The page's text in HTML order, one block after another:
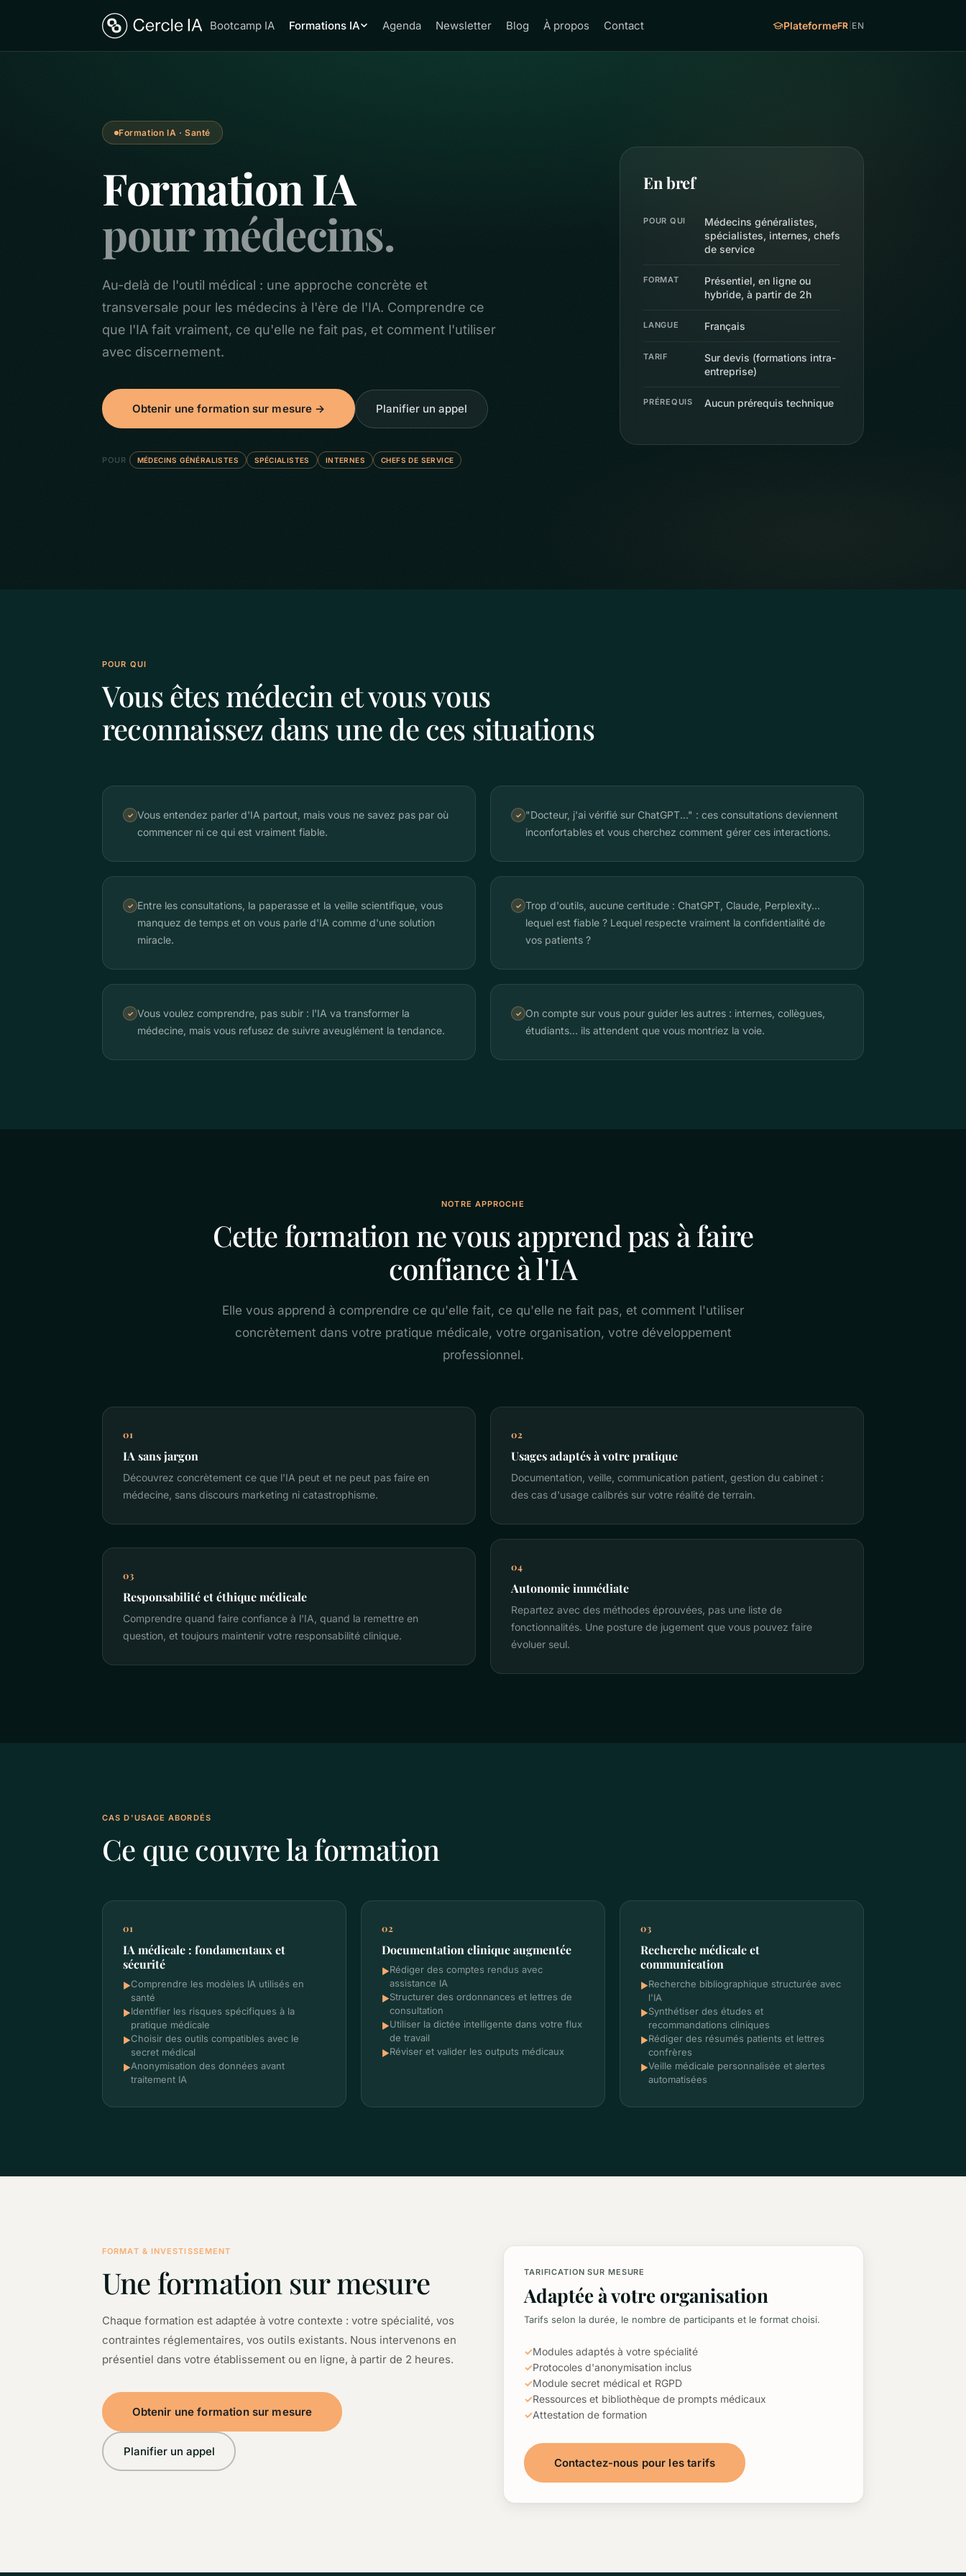
Bootcamp IA Formations IA Agenda Newsletter Blog À propos Contact PlateformeFR EN
Formation IA · Santé
Formation IA
pour médecins.
Au-delà de l'outil médical : une approche concrète et
transversale pour les médecins à l'ère de l'IA. Comprendre ce
que l'IA fait vraiment, ce qu'elle ne fait pas, et comment l'utiliser
avec discernement.
Obtenir une formation sur mesure → Planifier un appel
POUR MÉDECINS GÉNÉRALISTES SPÉCIALISTES INTERNES CHEFS DE SERVICE
En bref
POUR QUI
Médecins généralistes,
spécialistes, internes, chefs
de service
FORMAT
Présentiel, en ligne ou
hybride, à partir de 2h
LANGUE Français
TARIF
Sur devis (formations intra-
entreprise)
PRÉREQUIS Aucun prérequis technique
POUR QUI
Vous êtes médecin et vous vous
reconnaissez dans une de ces situations
✓ Vous entendez parler d'IA partout, mais vous ne savez pas par où
commencer ni ce qui est vraiment fiable.
✓ "Docteur, j'ai vérifié sur ChatGPT..." : ces consultations deviennent
inconfortables et vous cherchez comment gérer ces interactions.
✓ Entre les consultations, la paperasse et la veille scientifique, vous
manquez de temps et on vous parle d'IA comme d'une solution
miracle.
✓ Trop d'outils, aucune certitude : ChatGPT, Claude, Perplexity...
lequel est fiable ? Lequel respecte vraiment la confidentialité de
vos patients ?
✓ Vous voulez comprendre, pas subir : l'IA va transformer la
médecine, mais vous refusez de suivre aveuglément la tendance.
✓ On compte sur vous pour guider les autres : internes, collègues,
étudiants... ils attendent que vous montriez la voie.
NOTRE APPROCHE
Cette formation ne vous apprend pas à faire
confiance à l'IA
Elle vous apprend à comprendre ce qu'elle fait, ce qu'elle ne fait pas, et comment l'utiliser
concrètement dans votre pratique médicale, votre organisation, votre développement
professionnel.
01
IA sans jargon
Découvrez concrètement ce que l'IA peut et ne peut pas faire en
médecine, sans discours marketing ni catastrophisme.
02
Usages adaptés à votre pratique
Documentation, veille, communication patient, gestion du cabinet :
des cas d'usage calibrés sur votre réalité de terrain.
03
Responsabilité et éthique médicale
Comprendre quand faire confiance à l'IA, quand la remettre en
question, et toujours maintenir votre responsabilité clinique.
04
Autonomie immédiate
Repartez avec des méthodes éprouvées, pas une liste de
fonctionnalités. Une posture de jugement que vous pouvez faire
évoluer seul.
CAS D'USAGE ABORDÉS
Ce que couvre la formation
01
IA médicale : fondamentaux et
sécurité
►Comprendre les modèles IA utilisés en
santé
►Identifier les risques spécifiques à la
pratique médicale
►Choisir des outils compatibles avec le
secret médical
►Anonymisation des données avant
traitement IA
02
Documentation clinique augmentée
►Rédiger des comptes rendus avec
assistance IA
►Structurer des ordonnances et lettres de
consultation
►Utiliser la dictée intelligente dans votre flux
de travail
►Réviser et valider les outputs médicaux
03
Recherche médicale et
communication
►Recherche bibliographique structurée avec
l'IA
►Synthétiser des études et
recommandations cliniques
►Rédiger des résumés patients et lettres
confrères
►Veille médicale personnalisée et alertes
automatisées
FORMAT & INVESTISSEMENT
Une formation sur mesure
Chaque formation est adaptée à votre contexte : votre spécialité, vos
contraintes réglementaires, vos outils existants. Nous intervenons en
présentiel dans votre établissement ou en ligne, à partir de 2 heures.
Obtenir une formation sur mesure
Planifier un appel
TARIFICATION SUR MESURE
Adaptée à votre organisation
Tarifs selon la durée, le nombre de participants et le format choisi.
✓Modules adaptés à votre spécialité
✓Protocoles d'anonymisation inclus
✓Module secret médical et RGPD
✓Ressources et bibliothèque de prompts médicaux
✓Attestation de formation
Contactez-nous pour les tarifs